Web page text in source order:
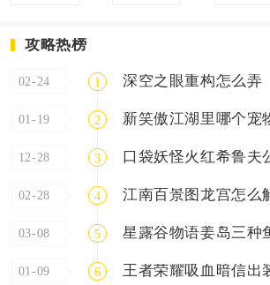
攻略热榜
02-24 1 深空之眼重构怎么弄
01-19 2 新笑傲江湖里哪个宠
12-28 3 口袋妖怪火红希鲁夫
02-28 4 江南百景图龙宫怎么
03-08 5 星露谷物语姜岛三种
01-09 6 王者荣耀吸血暗信出